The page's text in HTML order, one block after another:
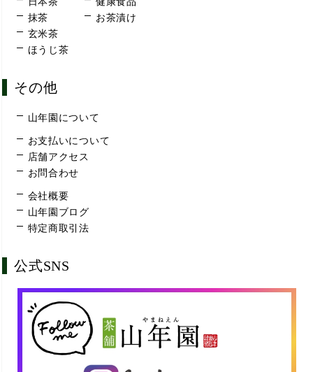
抹茶
玄米茶
ほうじ茶
お茶漬け
その他
山年園について
お支払いについて
店舗アクセス
お問合わせ
会社概要
山年園ブログ
特定商取引法
公式SNS